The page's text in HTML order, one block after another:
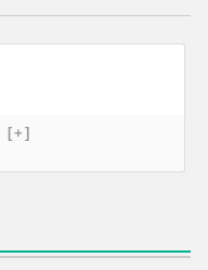
[+]